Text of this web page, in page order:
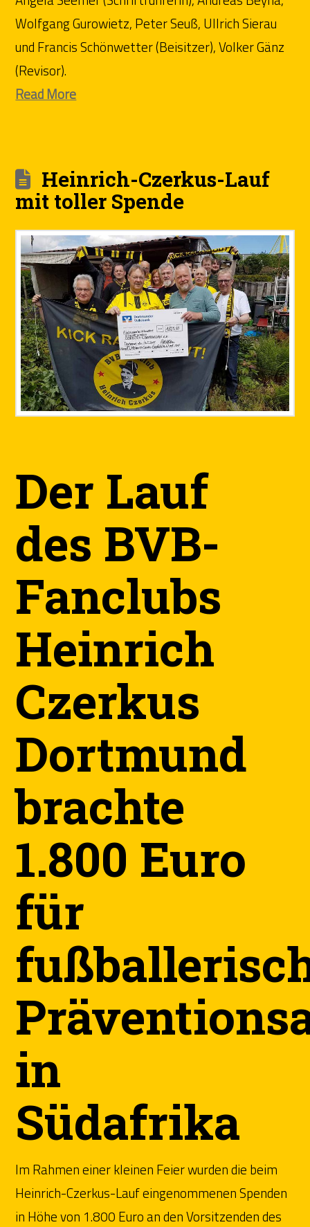
Wolfgang Gurowietz, Peter Seuß, Ullrich Sierau
und Francis Schönwetter (Beisitzer), Volker Gänz
(Revisor).
Read More
Heinrich-Czerkus-Lauf
mit toller Spende
Der Lauf
des BVB-
Fanclubs
Heinrich
Czerkus
Dortmund
brachte
1.800 Euro
für
in
Südafrika
Im Rahmen einer kleinen Feier wurden die beim
Heinrich-Czerkus-Lauf eingenommenen Spenden
in Höhe von 1.800 Euro an den Vorsitzenden des